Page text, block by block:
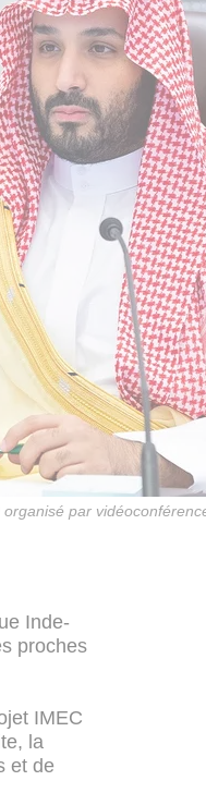
par
Inde-
proches
IMEC
la
et de